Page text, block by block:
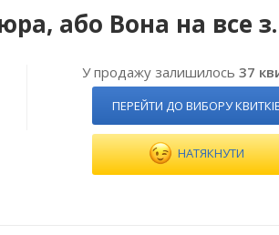
Вистава
У продажу залишилось 37
ПЕРЕЙТИ ДО ВИБОРУ
НАТЯКНУТИ